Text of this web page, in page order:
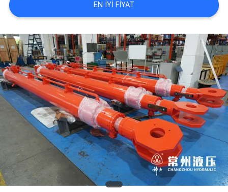
FABRIKA
TURU
KALITE
KONTROLÜ
BIZIMLE
İLETIŞIM
BIR
İNDIRIM
EN IYI FIYAT